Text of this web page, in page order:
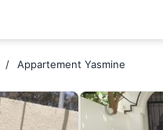
Appartement Yasmine